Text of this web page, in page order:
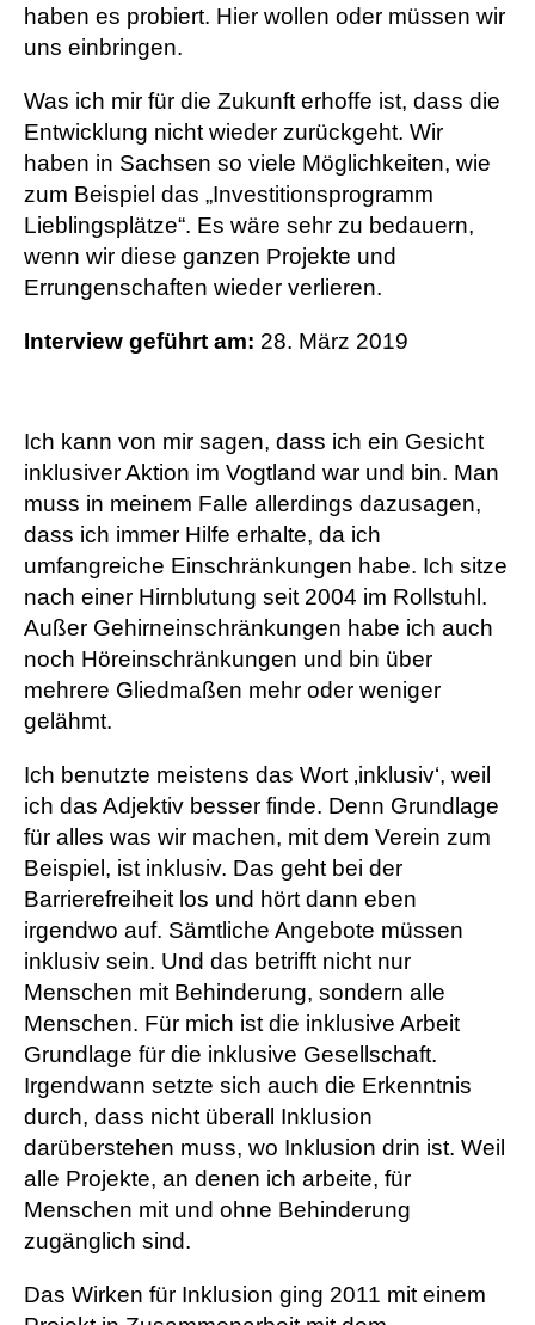
haben es probiert. Hier wollen oder müssen wir
uns einbringen.
Was ich mir für die Zukunft erhoffe ist, dass die
Entwicklung nicht wieder zurückgeht. Wir
haben in Sachsen so viele Möglichkeiten, wie
zum Beispiel das „Investitionsprogramm
Lieblingsplätze“. Es wäre sehr zu bedauern,
wenn wir diese ganzen Projekte und
Errungenschaften wieder verlieren.
Interview geführt am: 28. März 2019
Ich kann von mir sagen, dass ich ein Gesicht
inklusiver Aktion im Vogtland war und bin. Man
muss in meinem Falle allerdings dazusagen,
dass ich immer Hilfe erhalte, da ich
umfangreiche Einschränkungen habe. Ich sitze
nach einer Hirnblutung seit 2004 im Rollstuhl.
Außer Gehirneinschränkungen habe ich auch
noch Höreinschränkungen und bin über
mehrere Gliedmaßen mehr oder weniger
gelähmt.
Ich benutzte meistens das Wort ‚inklusiv‘, weil
ich das Adjektiv besser finde. Denn Grundlage
für alles was wir machen, mit dem Verein zum
Beispiel, ist inklusiv. Das geht bei der
Barrierefreiheit los und hört dann eben
irgendwo auf. Sämtliche Angebote müssen
inklusiv sein. Und das betrifft nicht nur
Menschen mit Behinderung, sondern alle
Menschen. Für mich ist die inklusive Arbeit
Grundlage für die inklusive Gesellschaft.
Irgendwann setzte sich auch die Erkenntnis
durch, dass nicht überall Inklusion
darüberstehen muss, wo Inklusion drin ist. Weil
alle Projekte, an denen ich arbeite, für
Menschen mit und ohne Behinderung
zugänglich sind.
Das Wirken für Inklusion ging 2011 mit einem